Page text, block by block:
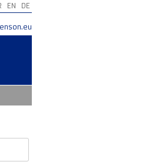
EN DE